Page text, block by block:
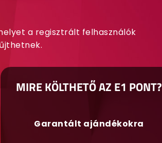
a regisztrált felhasználók
MIRE KÖLTHETŐ AZ E1 PONT?
Garantált ajándékokra